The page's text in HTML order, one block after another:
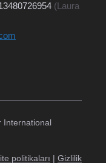
(Laura
politikaları | Gizlilik